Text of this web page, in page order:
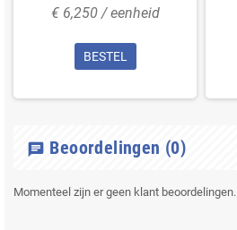
€ 6,250 / eenheid
BESTEL
chat Beoordelingen (0)
Momenteel zijn er geen klant beoordelingen.